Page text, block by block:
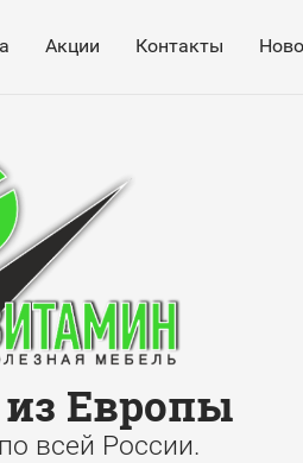
Акции Контакты
Европы
всей России.